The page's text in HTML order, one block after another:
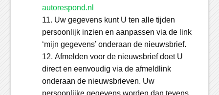
autorespond.nl
Uw gegevens kunt U ten alle tijden
persoonlijk inzien en aanpassen via de link
‘mijn gegevens’ onderaan de nieuwsbrief.
Afmelden voor de nieuwsbrief doet U
direct en eenvoudig via de afmeldlink
onderaan de nieuwsbrieven. Uw
persoonlijke gegevens worden dan tevens